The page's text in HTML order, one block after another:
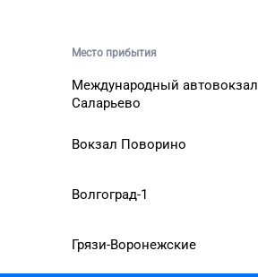
Место прибытия
Международный автовокзал
Саларьево
Вокзал Поворино
Волгоград-1
Грязи-Воронежские